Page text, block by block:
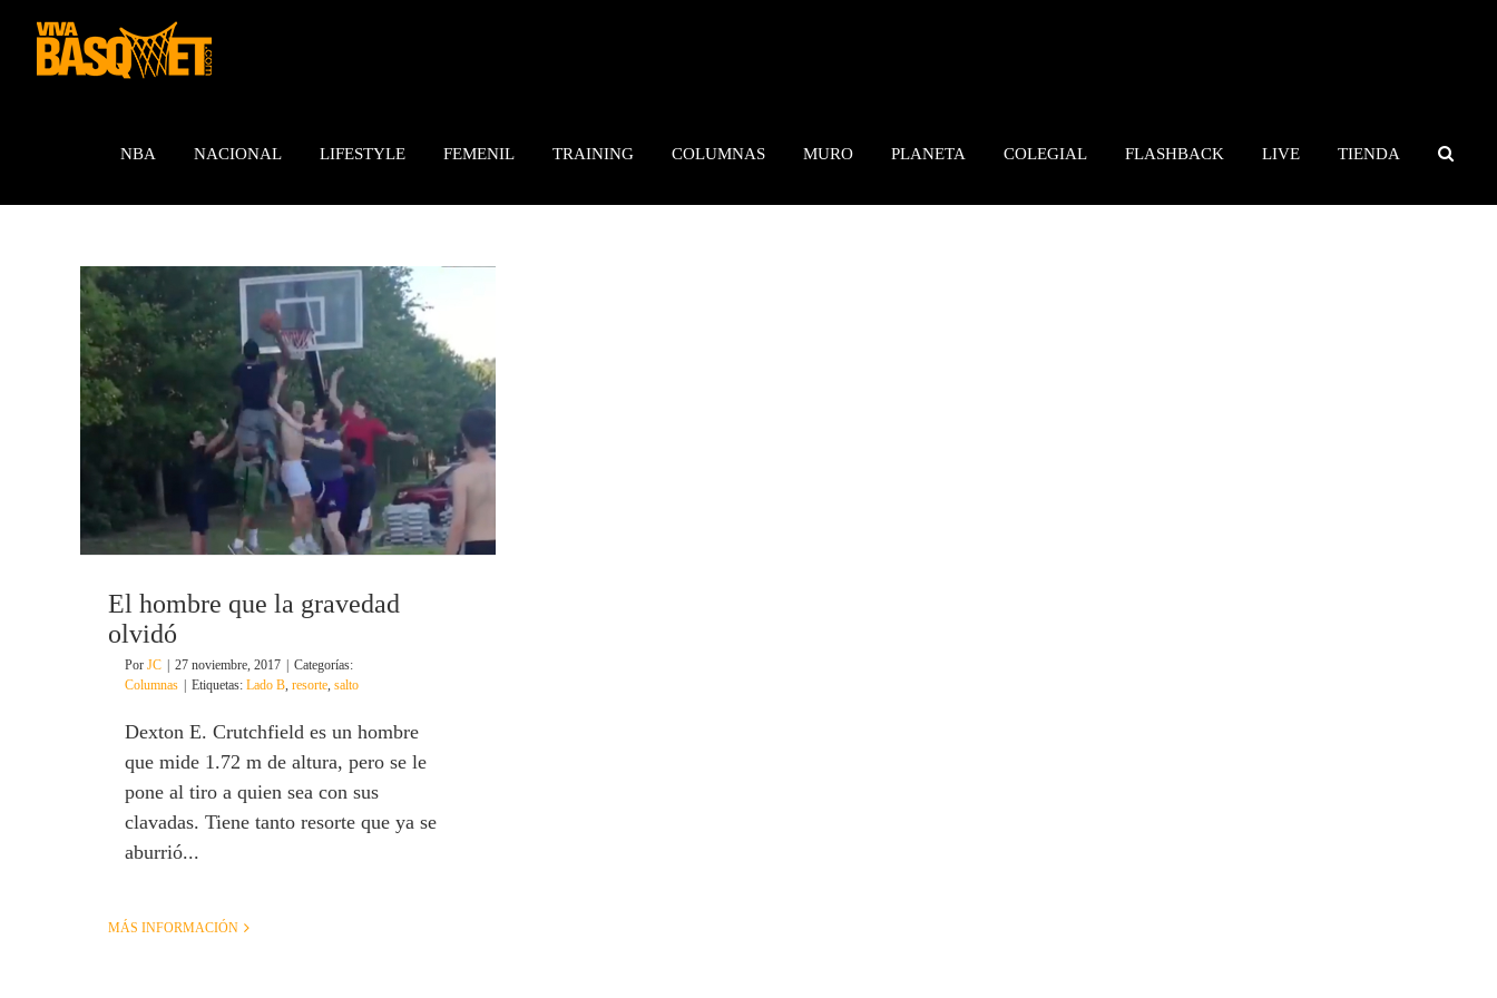
contenido
NBA NACIONAL LIFESTYLE FEMENIL TRAINING COLUMNAS MURO PLANETA COLEGIAL FLASHBACK LIVE TIENDA
El hombre que la gravedad
olvidó
Por JC 27 noviembre, 2017
Categorías:
Columnas
Etiquetas: Lado B, resorte, salto
Dexton E. Crutchfield es un hombre
que mide 1.72 m de altura, pero se le
pone al tiro a quien sea con sus
clavadas. Tiene tanto resorte que ya se
aburrió...
MÁS INFORMACIÓN